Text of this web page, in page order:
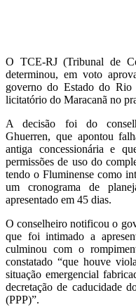
O TCE-RJ (Tribunal de
determinou, em voto
governo do Estado do Rio
licitatório do Maracanã no
A decisão foi do
Ghuerren, que apontou
antiga concessionária e
permissões de uso do
tendo o Fluminense como
um cronograma de
apresentado em 45 dias.
O conselheiro notificou o
que foi intimado a
culminou com o
constatado “que houve
situação emergencial
decretação de caducidade
(PPP)”.